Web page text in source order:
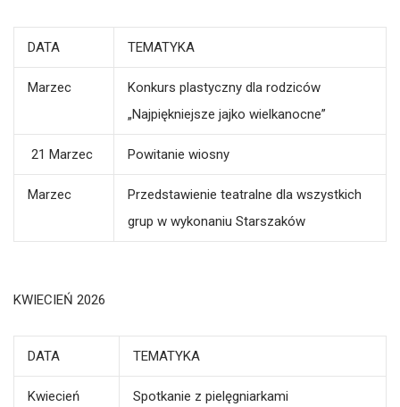
DATA TEMATYKA
Marzec
Konkurs plastyczny dla rodziców
„Najpiękniejsze jajko wielkanocne”
21 Marzec Powitanie wiosny
Marzec
Przedstawienie teatralne dla wszystkich
grup w wykonaniu Starszaków
KWIECIEŃ 2026
DATA TEMATYKA
Kwiecień Spotkanie z pielęgniarkami